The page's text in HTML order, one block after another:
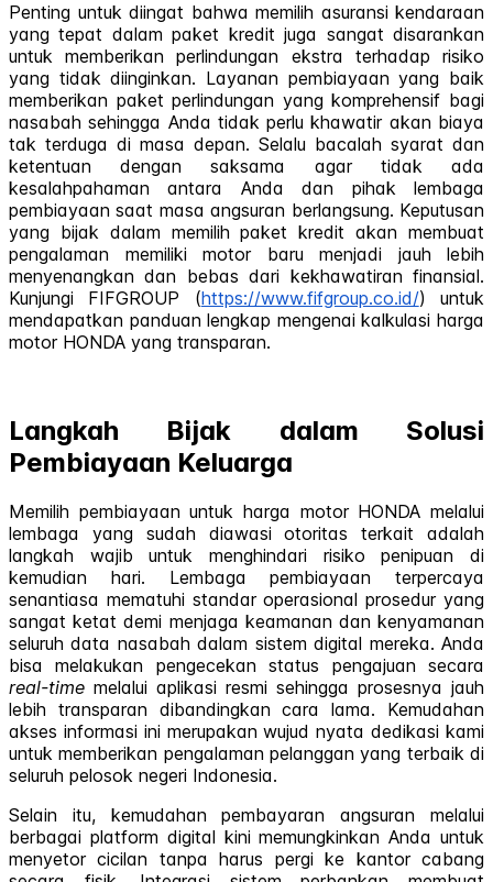
Penting untuk diingat bahwa memilih asuransi kendaraan
yang tepat dalam paket kredit juga sangat disarankan
untuk memberikan perlindungan ekstra terhadap risiko
yang tidak diinginkan. Layanan pembiayaan yang baik
memberikan paket perlindungan yang komprehensif bagi
nasabah sehingga Anda tidak perlu khawatir akan biaya
tak terduga di masa depan. Selalu bacalah syarat dan
ketentuan dengan saksama agar tidak ada
kesalahpahaman antara Anda dan pihak lembaga
pembiayaan saat masa angsuran berlangsung. Keputusan
yang bijak dalam memilih paket kredit akan membuat
pengalaman memiliki motor baru menjadi jauh lebih
menyenangkan dan bebas dari kekhawatiran finansial.
Kunjungi FIFGROUP (https://www.fifgroup.co.id/) untuk
mendapatkan panduan lengkap mengenai kalkulasi harga
motor HONDA yang transparan.
Langkah Bijak dalam Solusi
Pembiayaan Keluarga
Memilih pembiayaan untuk harga motor HONDA melalui
lembaga yang sudah diawasi otoritas terkait adalah
langkah wajib untuk menghindari risiko penipuan di
kemudian hari. Lembaga pembiayaan terpercaya
senantiasa mematuhi standar operasional prosedur yang
sangat ketat demi menjaga keamanan dan kenyamanan
seluruh data nasabah dalam sistem digital mereka. Anda
bisa melakukan pengecekan status pengajuan secara
real-time melalui aplikasi resmi sehingga prosesnya jauh
lebih transparan dibandingkan cara lama. Kemudahan
akses informasi ini merupakan wujud nyata dedikasi kami
untuk memberikan pengalaman pelanggan yang terbaik di
seluruh pelosok negeri Indonesia.
Selain itu, kemudahan pembayaran angsuran melalui
berbagai platform digital kini memungkinkan Anda untuk
menyetor cicilan tanpa harus pergi ke kantor cabang